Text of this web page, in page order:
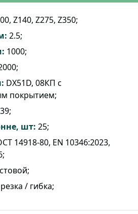
Z140, Z275, Z350;
2.5;
1000;
DX51D, 08КП с
покрытием;
39;
шт: 25;
14918-80, EN 10346:2023,
резка / гибка;